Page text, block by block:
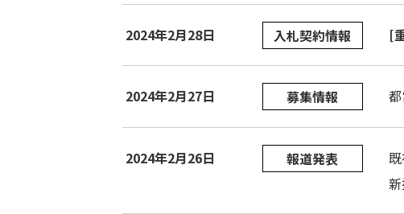
2024年2月28日 入札契約情報 [
2024年2月27日 募集情報
2024年2月26日 報道発表